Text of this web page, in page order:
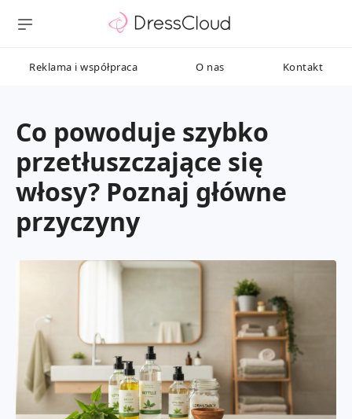
Reklama i współpraca O nas Kontakt
Co powoduje szybko
przetłuszczające się
włosy? Poznaj główne
przyczyny